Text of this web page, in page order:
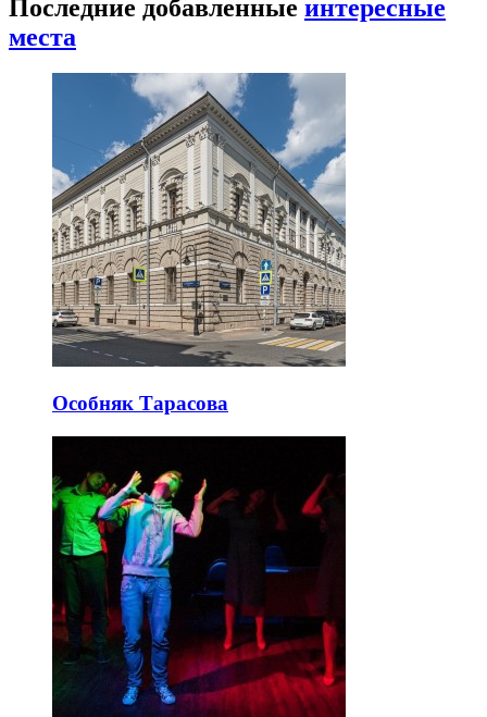
Последние добавленные интересные
места
Особняк Тарасова